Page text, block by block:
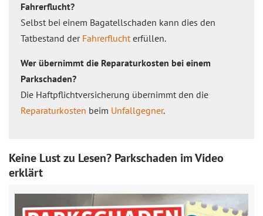
Fahrerflucht?
Selbst bei einem Bagatellschaden kann dies den
Tatbestand der Fahrerfluchterfüllen.
Wer übernimmt die Reparaturkosten bei einem
Parkschaden?
Die Haftpflichtversicherung übernimmt den die
Reparaturkosten beim Unfallgegner.
Keine Lust zu Lesen? Parkschaden im Video
erklärt